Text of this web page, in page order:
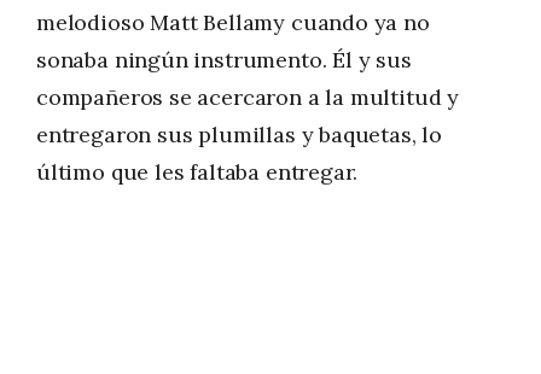
melodioso Matt Bellamy cuando ya no
sonaba ningún instrumento. Él y sus
compañeros se acercaron a la multitud y
entregaron sus plumillas y baquetas, lo
último que les faltaba entregar.